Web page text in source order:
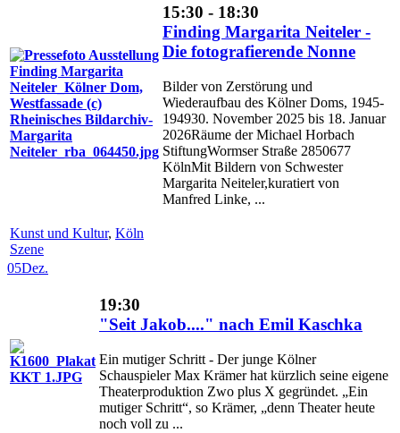
15:30 - 18:30
Finding Margarita Neiteler -
Die fotografierende Nonne
Bilder von Zerstörung und
Wiederaufbau des Kölner Doms, 1945-
194930. November 2025 bis 18. Januar
2026Räume der Michael Horbach
StiftungWormser Straße 2850677
KölnMit Bildern von Schwester
Margarita Neiteler,kuratiert von
Manfred Linke, ...
Kunst und Kultur, Köln
Szene
05Dez.
19:30
"Seit Jakob...." nach Emil Kaschka
Ein mutiger Schritt - Der junge Kölner
Schauspieler Max Krämer hat kürzlich seine eigene
Theaterproduktion Zwo plus X gegründet. „Ein
mutiger Schritt“, so Krämer, „denn Theater heute
noch voll zu ...